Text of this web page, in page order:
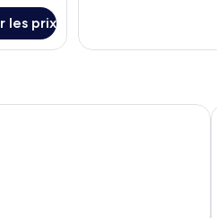
les prix
Vista
le
Suite
Resort Sea Thermae & SPA